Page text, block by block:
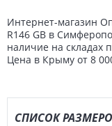
Интернет-магазин
R146 GB в
наличие на складах
Цена в Крыму от 8
СПИСОК